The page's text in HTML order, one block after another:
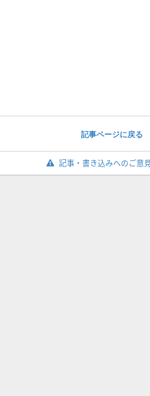
記事ページに戻る
記事・書き込みへのご意